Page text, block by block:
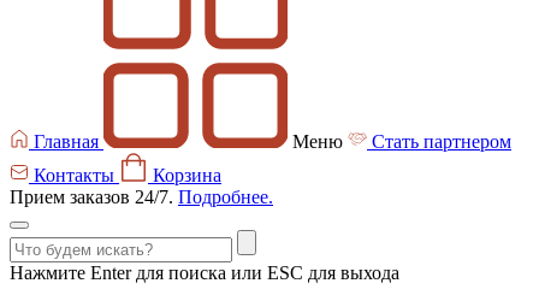
Главная Меню
Стать партнером
Контакты
Корзина
Прием заказов 24/7. Подробнее.
Нажмите Enter для поиска или ESC для выхода